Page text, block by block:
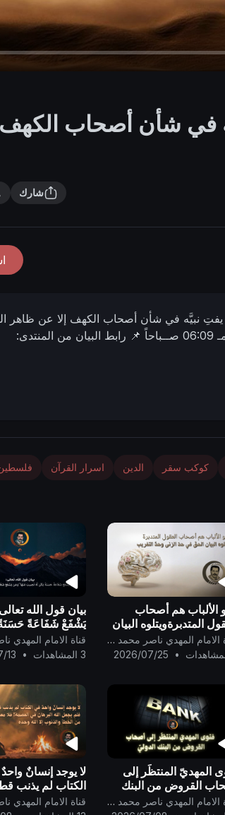
في شأن أصحاب الكهف
شارك
يفتِ نبيَّه في شأن أصحاب الكهف إلا عن ظاهر
06:09 صــباحاً
📌 رابط البيان من المنتدى:
كوكب سقر الدين اسرار القرآن
الألباب هم أصحاب
المتدبرةويتلوه البيان
في حدّ الزنى وحدِّ
..
قناة الامام المهدي ناصر محمد اليماني
•
2026/07/25
بيان قول الله
يَشْفَعْ شَفَاعَةً
نَصِيبٌ مِّنْهَا ۖ وَمَن
شَفَاعَةً سَيِّئَةً يَكُن
3 المشاهدات
•
13
المهديّ المنتظَر إلى
القروض من البنك
..
قناة الامام المهدي ناصر محمد اليماني
لا يوجد إنسانٌ
الكتاب لم يذنب
يجعل الله البرهانَ